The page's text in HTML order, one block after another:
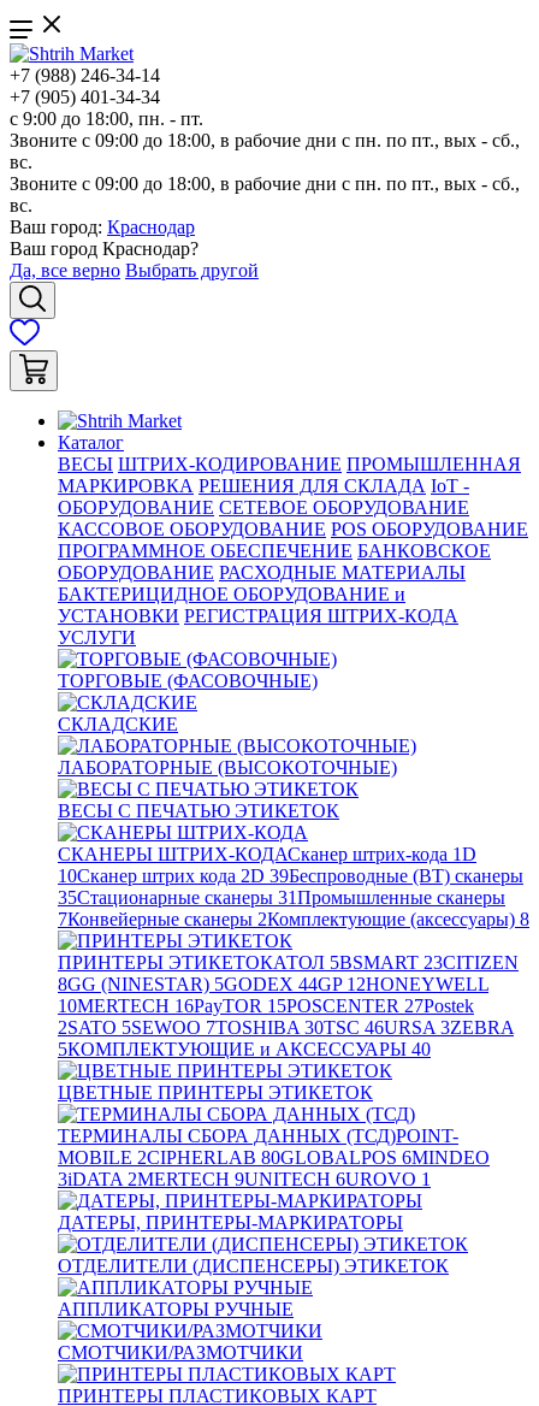
+7 (988) 246-34-14
+7 (905) 401-34-34
с 9:00 до 18:00, пн. - пт.
Звоните с 09:00 до 18:00, в рабочие дни с пн. по пт., вых - сб.,
вс.
Звоните с 09:00 до 18:00, в рабочие дни с пн. по пт., вых - сб.,
вс.
Ваш город: Краснодар
Ваш город Краснодар?
Да, все верно Выбрать другой
Каталог
ВЕСЫ ШТРИХ-КОДИРОВАНИЕ ПРОМЫШЛЕННАЯ
МАРКИРОВКА РЕШЕНИЯ ДЛЯ СКЛАДА IoT -
ОБОРУДОВАНИЕ СЕТЕВОЕ ОБОРУДОВАНИЕ
КАССОВОЕ ОБОРУДОВАНИЕ POS ОБОРУДОВАНИЕ
ПРОГРАММНОЕ ОБЕСПЕЧЕНИЕ БАНКОВСКОЕ
ОБОРУДОВАНИЕ РАСХОДНЫЕ МАТЕРИАЛЫ
БАКТЕРИЦИДНОЕ ОБОРУДОВАНИЕ и
УСТАНОВКИ РЕГИСТРАЦИЯ ШТРИХ-КОДА
УСЛУГИ
ТОРГОВЫЕ (ФАСОВОЧНЫЕ)
СКЛАДСКИЕ
ЛАБОРАТОРНЫЕ (ВЫСОКОТОЧНЫЕ)
ВЕСЫ С ПЕЧАТЬЮ ЭТИКЕТОК
СКАНЕРЫ ШТРИХ-КОДАСканер штрих-кода 1D
10Сканер штрих кода 2D 39Беспроводные (BT) сканеры
35Стационарные сканеры 31Промышленные сканеры
7Конвейерные сканеры 2Комплектующие (аксессуары) 8
ПРИНТЕРЫ ЭТИКЕТОКАТОЛ 5BSMART 23CITIZEN
8GG (NINESTAR) 5GODEX 44GP12HONEYWELL
10MERTECH 16PayTOR 15POSCENTER 27Postek
2SATO 5SEWOO 7TOSHIBA 30TSC 46URSA 3ZEBRA
5КОМПЛЕКТУЮЩИЕ и АКСЕССУАРЫ 40
ЦВЕТНЫЕ ПРИНТЕРЫ ЭТИКЕТОК
ТЕРМИНАЛЫ СБОРА ДАННЫХ (ТСД)POINT-
MOBILE 2CIPHERLAB 80GLOBALPOS 6MINDEO
3iDATA 2MERTECH 9UNITECH 6UROVO 1
ДАТЕРЫ, ПРИНТЕРЫ-МАРКИРАТОРЫ
ОТДЕЛИТЕЛИ (ДИСПЕНСЕРЫ) ЭТИКЕТОК
АППЛИКАТОРЫ РУЧНЫЕ
СМОТЧИКИ/РАЗМОТЧИКИ
ПРИНТЕРЫ ПЛАСТИКОВЫХ КАРТ